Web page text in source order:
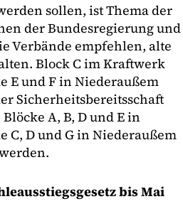
sollen, ist Thema der
der Bundesregierung und
Verbände empfehlen, alte
Block C im Kraftwerk
E und F in Niederaußem
Sicherheitsbereitsschaft
A, B, D und E in
C, D und G in Niederaußem
bis Mai